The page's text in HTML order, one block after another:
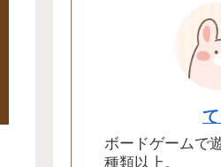
て
ボードゲームで
種類以上。